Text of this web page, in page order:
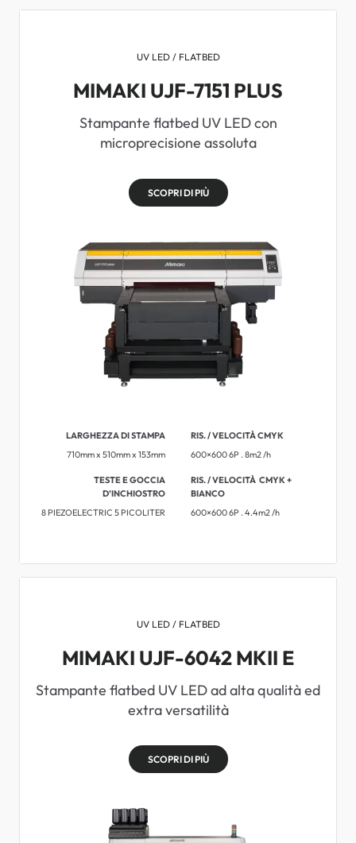
UV LED / FLATBED
MIMAKI UJF-7151 PLUS
Stampante flatbed UV LED con
microprecisione assoluta
SCOPRI DI PIÙ
LARGHEZZA DI STAMPA
710mm x 510mm x 153mm
RIS. / VELOCITÀ CMYK
600×600 6P . 8m2 /h
TESTE E GOCCIA
D’INCHIOSTRO
8 PIEZOELECTRIC 5 PICOLITER
RIS. / VELOCITÀ ​​CMYK +
BIANCO
600×600 6P . 4.4m2 /h
UV LED / FLATBED
MIMAKI UJF-6042 MKII E
Stampante flatbed UV LED ad alta qualità ed
extra versatilità
SCOPRI DI PIÙ